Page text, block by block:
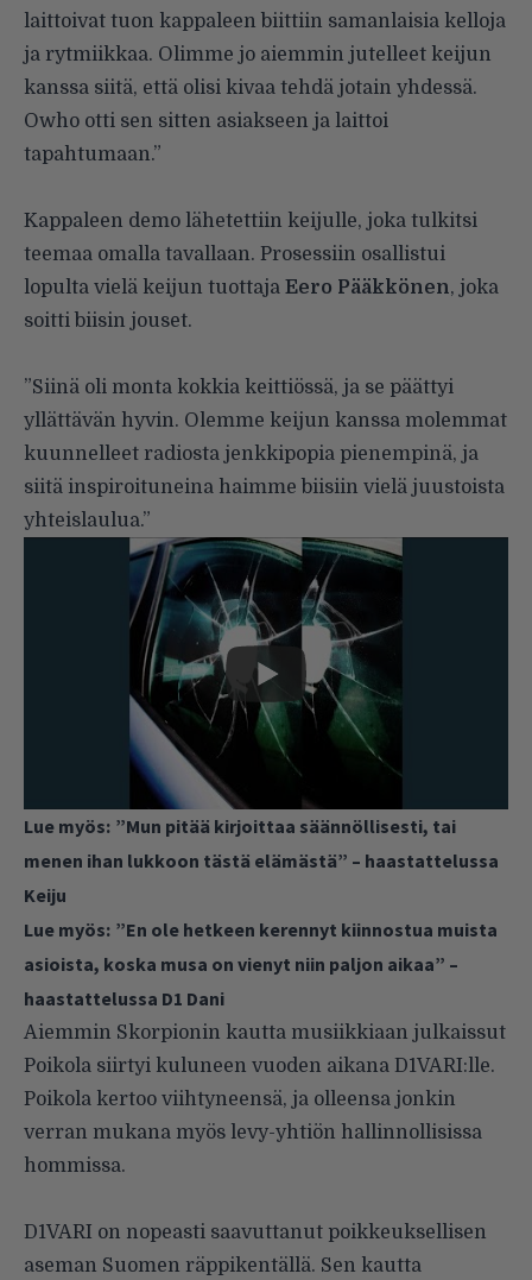
laittoivat tuon kappaleen biittiin samanlaisia kelloja
ja rytmiikkaa. Olimme jo aiemmin jutelleet keijun
kanssa siitä, että olisi kivaa tehdä jotain yhdessä.
Owho otti sen sitten asiakseen ja laittoi
tapahtumaan.”
Kappaleen demo lähetettiin keijulle, joka tulkitsi
teemaa omalla tavallaan. Prosessiin osallistui
lopulta vielä keijun tuottaja Eero Pääkkönen, joka
soitti biisin jouset.
”Siinä oli monta kokkia keittiössä, ja se päättyi
yllättävän hyvin. Olemme keijun kanssa molemmat
kuunnelleet radiosta jenkkipopia pienempinä, ja
siitä inspiroituneina haimme biisiin vielä juustoista
yhteislaulua.”
Lue myös: ”Mun pitää kirjoittaa säännöllisesti, tai
menen ihan lukkoon tästä elämästä” – haastattelussa
Keiju
Lue myös: ”En ole hetkeen kerennyt kiinnostua muista
asioista, koska musa on vienyt niin paljon aikaa” –
haastattelussa D1 Dani
Aiemmin Skorpionin kautta musiikkiaan julkaissut
Poikola siirtyi kuluneen vuoden aikana D1VARI:lle.
Poikola kertoo viihtyneensä, ja olleensa jonkin
verran mukana myös levy-yhtiön hallinnollisissa
hommissa.
D1VARI on nopeasti saavuttanut poikkeuksellisen
aseman Suomen räppikentällä. Sen kautta